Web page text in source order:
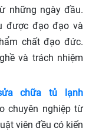
những ngày đầu.
được đạo đạo và
chất đạo đức.
và trách nhiệm
chữa tủ lạnh
chuyên nghiệp từ
viên đều có kiến